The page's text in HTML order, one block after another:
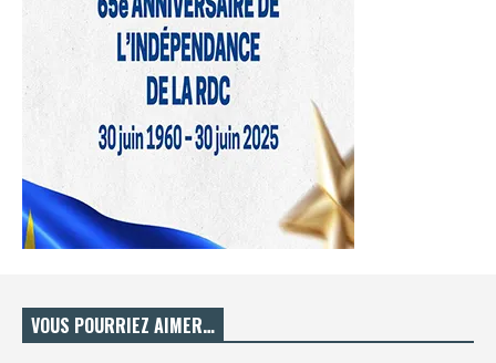
VOUS POURRIEZ AIMER…